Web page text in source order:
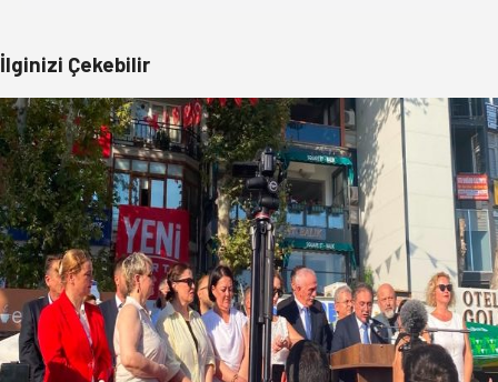
İlginizi Çekebilir